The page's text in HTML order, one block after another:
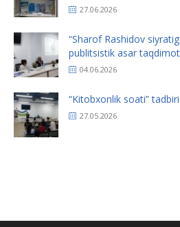
27.06.2026
“Sharof Rashidov
publitsistik asar taqdimoti
04.06.2026
“Kitobxonlik soati”
27.05.2026